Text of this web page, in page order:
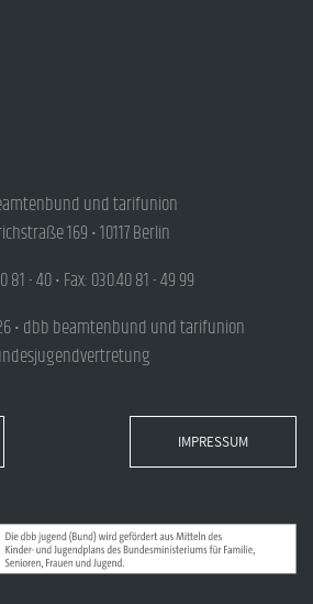
und tarifunion
169 • 10117 Berlin
81 - 40 • Fax: 030.40 81 - 49 99
• dbb beamtenbund und tarifunion
IMPRESSUM